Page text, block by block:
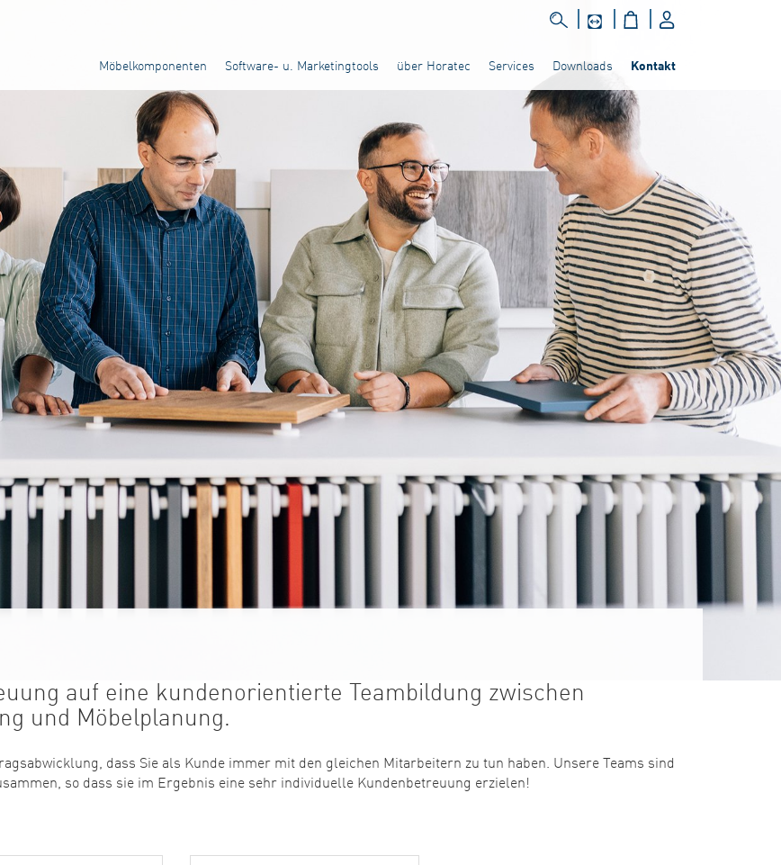
Möbelkomponenten Software- u. Marketingtools über Horatec Services Downloads Kontakt
auf eine kundenorientierte Teambildung zwischen
und Möbelplanung.
dass Sie als Kunde immer mit den gleichen Mitarbeitern zu tun haben. Unsere Teams sind
so dass sie im Ergebnis eine sehr individuelle Kundenbetreuung erzielen!